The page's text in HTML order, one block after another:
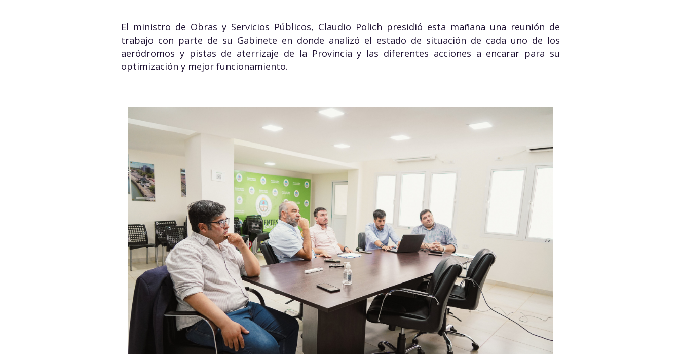
El ministro de Obras y Servicios Públicos, Claudio Polich presidió esta mañana una reunión de
trabajo con parte de su Gabinete en donde analizó el estado de situación de cada uno de los
aeródromos y pistas de aterrizaje de la Provincia y las diferentes acciones a encarar para su
optimización y mejor funcionamiento.